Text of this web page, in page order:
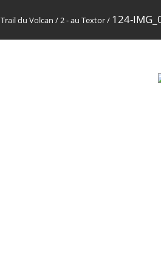
Trail du Volcan /2 - au Textor/ 124-